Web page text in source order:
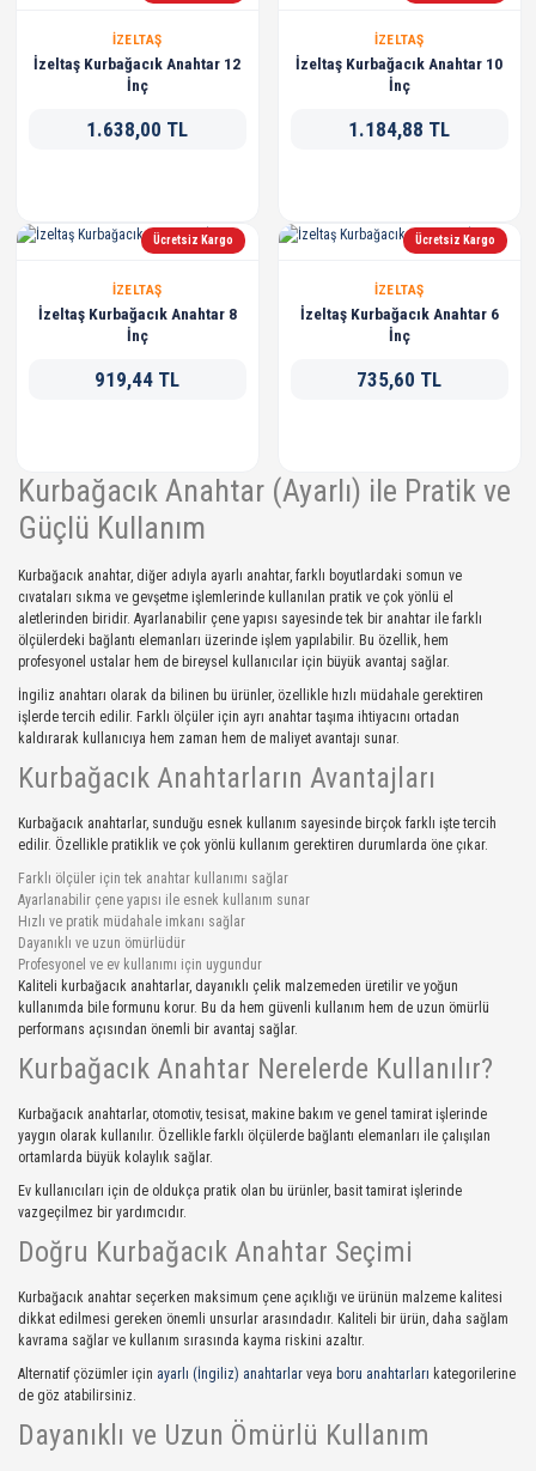
1.638,00 TL
İZELTAŞ
İzeltaş Kurbağacık Anahtar 12
İnç
1.184,88 TL
İZELTAŞ
İzeltaş Kurbağacık Anahtar 10
İnç
Ücretsiz Kargo
919,44 TL
İZELTAŞ
İzeltaş Kurbağacık Anahtar 8
İnç
Ücretsiz Kargo
735,60 TL
İZELTAŞ
İzeltaş Kurbağacık Anahtar 6
İnç
Kurbağacık Anahtar (Ayarlı) ile Pratik ve
Güçlü Kullanım
Kurbağacık anahtar, diğer adıyla ayarlı anahtar, farklı boyutlardaki somun ve
cıvataları sıkma ve gevşetme işlemlerinde kullanılan pratik ve çok yönlü el
aletlerinden biridir. Ayarlanabilir çene yapısı sayesinde tek bir anahtar ile farklı
ölçülerdeki bağlantı elemanları üzerinde işlem yapılabilir. Bu özellik, hem
profesyonel ustalar hem de bireysel kullanıcılar için büyük avantaj sağlar.
İngiliz anahtarı olarak da bilinen bu ürünler, özellikle hızlı müdahale gerektiren
işlerde tercih edilir. Farklı ölçüler için ayrı anahtar taşıma ihtiyacını ortadan
kaldırarak kullanıcıya hem zaman hem de maliyet avantajı sunar.
Kurbağacık Anahtarların Avantajları
Kurbağacık anahtarlar, sunduğu esnek kullanım sayesinde birçok farklı işte tercih
edilir. Özellikle pratiklik ve çok yönlü kullanım gerektiren durumlarda öne çıkar.
Farklı ölçüler için tek anahtar kullanımı sağlar
Ayarlanabilir çene yapısı ile esnek kullanım sunar
Hızlı ve pratik müdahale imkanı sağlar
Dayanıklı ve uzun ömürlüdür
Profesyonel ve ev kullanımı için uygundur
Kaliteli kurbağacık anahtarlar, dayanıklı çelik malzemeden üretilir ve yoğun
kullanımda bile formunu korur. Bu da hem güvenli kullanım hem de uzun ömürlü
performans açısından önemli bir avantaj sağlar.
Kurbağacık Anahtar Nerelerde Kullanılır?
Kurbağacık anahtarlar, otomotiv, tesisat, makine bakım ve genel tamirat işlerinde
yaygın olarak kullanılır. Özellikle farklı ölçülerde bağlantı elemanları ile çalışılan
ortamlarda büyük kolaylık sağlar.
Ev kullanıcıları için de oldukça pratik olan bu ürünler, basit tamirat işlerinde
vazgeçilmez bir yardımcıdır.
Doğru Kurbağacık Anahtar Seçimi
Kurbağacık anahtar seçerken maksimum çene açıklığı ve ürünün malzeme kalitesi
dikkat edilmesi gereken önemli unsurlar arasındadır. Kaliteli bir ürün, daha sağlam
kavrama sağlar ve kullanım sırasında kayma riskini azaltır.
Alternatif çözümler için ayarlı (İngiliz) anahtarlar veya boru anahtarları kategorilerine
de göz atabilirsiniz.
Dayanıklı ve Uzun Ömürlü Kullanım